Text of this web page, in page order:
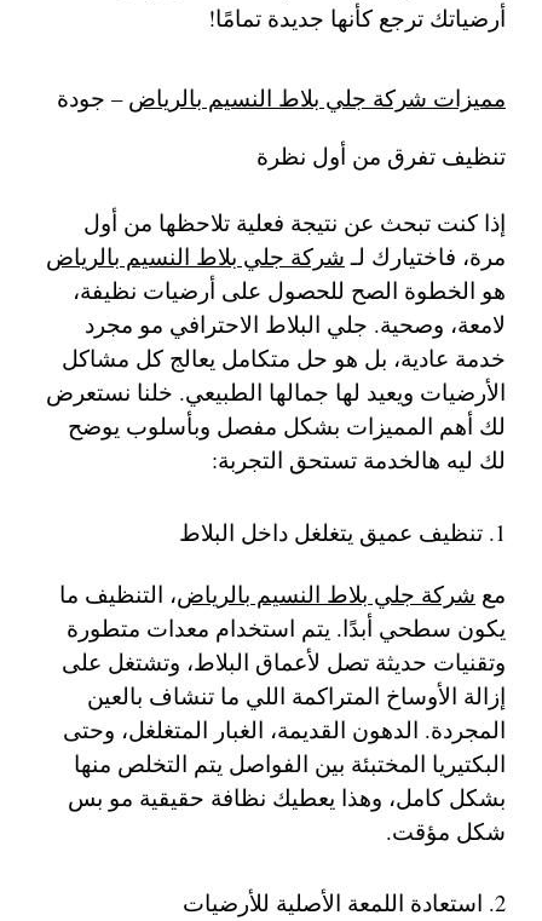
أرضياتك ترجع كأنها جديدة تمامًا!
مميزات شركة جلي بلاط النسيم بالرياض – جودة
تنظيف تفرق من أول نظرة
إذا كنت تبحث عن نتيجة فعلية تلاحظها من أول
مرة، فاختيارك لـ شركة جلي بلاط النسيم بالرياض
هو الخطوة الصح للحصول على أرضيات نظيفة،
لامعة، وصحية. جلي البلاط الاحترافي مو مجرد
خدمة عادية، بل هو حل متكامل يعالج كل مشاكل
الأرضيات ويعيد لها جمالها الطبيعي. خلنا نستعرض
لك أهم المميزات بشكل مفصل وبأسلوب يوضح
لك ليه هالخدمة تستحق التجربة:
1. تنظيف عميق يتغلغل داخل البلاط
مع شركة جلي بلاط النسيم بالرياض، التنظيف ما
يكون سطحي أبدًا. يتم استخدام معدات متطورة
وتقنيات حديثة تصل لأعماق البلاط، وتشتغل على
إزالة الأوساخ المتراكمة اللي ما تنشاف بالعين
المجردة. الدهون القديمة، الغبار المتغلغل، وحتى
البكتيريا المختبئة بين الفواصل يتم التخلص منها
بشكل كامل، وهذا يعطيك نظافة حقيقية مو بس
شكل مؤقت.
2. استعادة اللمعة الأصلية للأرضيات